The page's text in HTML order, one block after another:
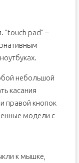
"touch pad" –
небольшой
касания
правой кнопок
модели с
к мышке,